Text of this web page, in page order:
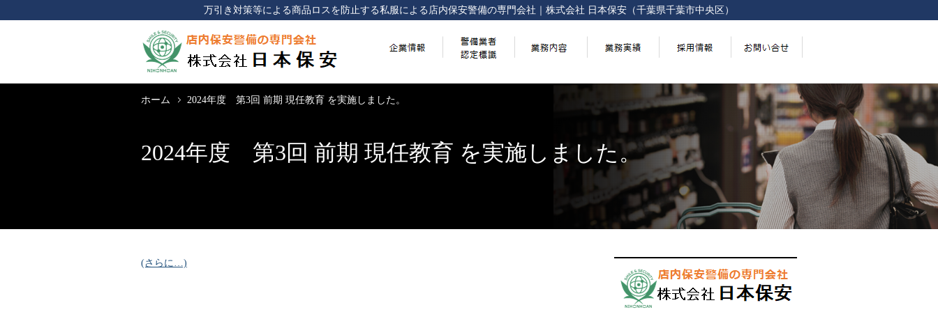
万引き対策等による商品ロスを防止する私服による店内保安警備の専門会社 株式会社 日本保安（千葉県千葉市中央区）
ホーム 2024年度 第3回 前期 現任教育 を実施しました。
2024年度 第3回 前期 現任教育 を実施しました。
(さらに…)